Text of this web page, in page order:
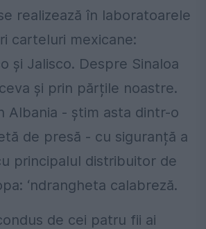
realizează în laboratoarele
carteluri mexicane:
și Jalisco. Despre Sinaloa
și prin părțile noastre.
Albania - știm asta dintr-o
de presă - cu siguranță a
principalul distribuitor de
‘ndrangheta calabreză.
de cei patru fii ai